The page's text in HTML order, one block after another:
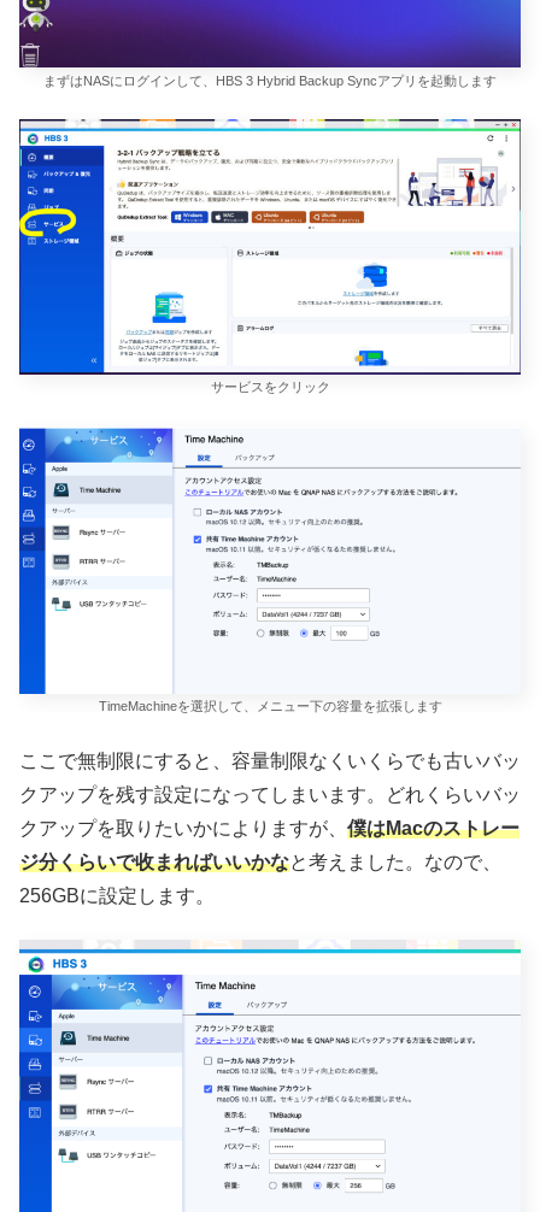
まずはNASにログインして、HBS 3 Hybrid Backup Syncアプリを起動します
サービスをクリック
TimeMachineを選択して、メニュー下の容量を拡張します
ここで無制限にすると、容量制限なくいくらでも古いバッ
クアップを残す設定になってしまいます。どれくらいバッ
クアップを取りたいかによりますが、 僕はMacのストレー
ジ分くらいで收まればいいかなと考えました。なので、
256GBに設定します。